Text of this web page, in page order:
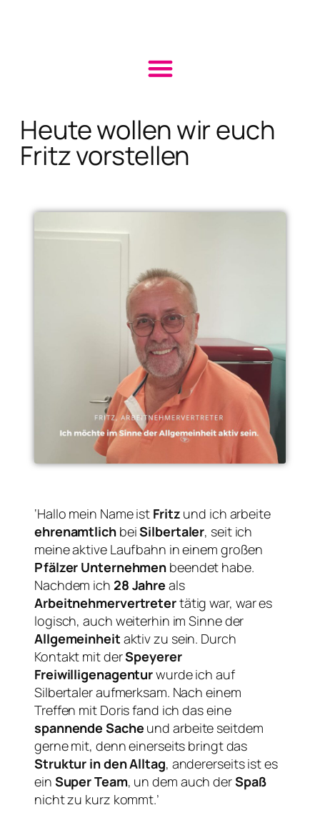
Heute wollen wir euch
Fritz vorstellen
‘Hallo mein Name ist Fritz und ich arbeite
ehrenamtlichbeiSilbertaler, seit ich
meine aktive Laufbahn in einem großen
Pfälzer Unternehmen beendet habe.
Nachdem ich 28 Jahre als
Arbeitnehmervertretertätig war, war es
logisch, auch weiterhin im Sinne der
Allgemeinheit aktiv zu sein. Durch
Kontakt mit derSpeyerer
Freiwilligenagenturwurde ich auf
Silbertaler aufmerksam. Nach einem
Treffen mit Doris fand ich das eine
spannende Sache und arbeite seitdem
gerne mit, denn einerseits bringt das
Struktur in den Alltag, andererseits ist es
ein Super Team, un dem auch derSpaß
nicht zu kurz kommt.’